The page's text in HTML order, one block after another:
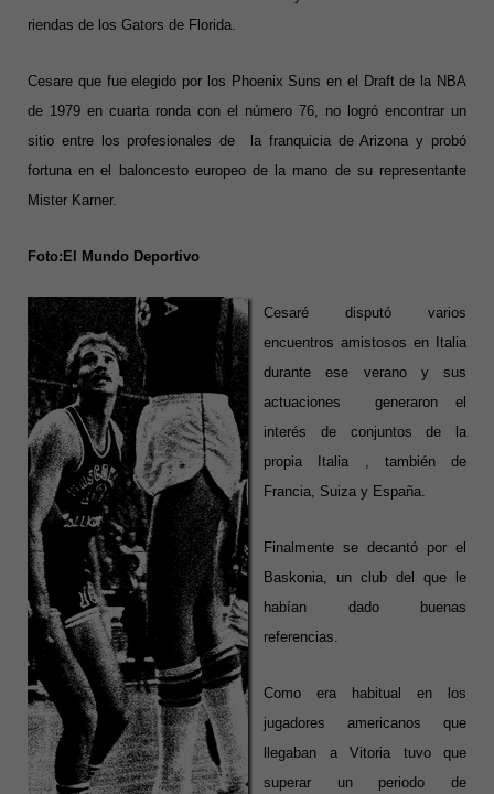
riendas de los Gators de Florida.
Cesare que fue elegido por los Phoenix Suns en el Draft de la NBA
de 1979 en cuarta ronda con el número 76, no logró encontrar un
sitio entre los profesionales de la franquicia de Arizona y probó
fortuna en el baloncesto europeo de la mano de su representante
Mister Karner.
Foto:El Mundo Deportivo
Cesaré disputó varios
encuentros amistosos en Italia
durante ese verano y sus
actuaciones generaron el
interés de conjuntos de la
propia Italia , también de
Francia, Suiza y España.
Finalmente se decantó por el
Baskonia, un club del que le
habían dado buenas
referencias.
Como era habitual en los
jugadores americanos que
llegaban a Vitoria tuvo que
superar un periodo de